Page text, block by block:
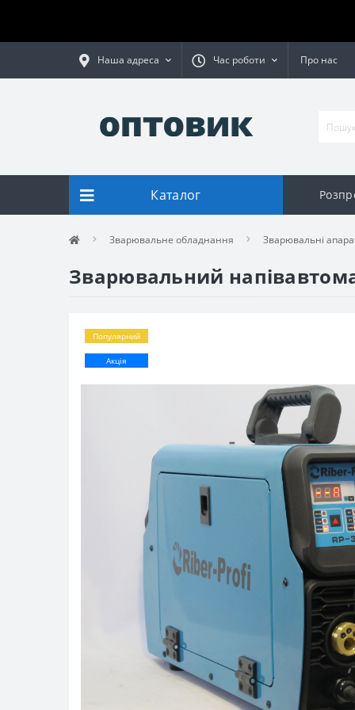
Наша адреса Час роботи Про нас
Каталог
Зварювальне обладнання Зварювальні
Зварювальний
Популярний
Акція